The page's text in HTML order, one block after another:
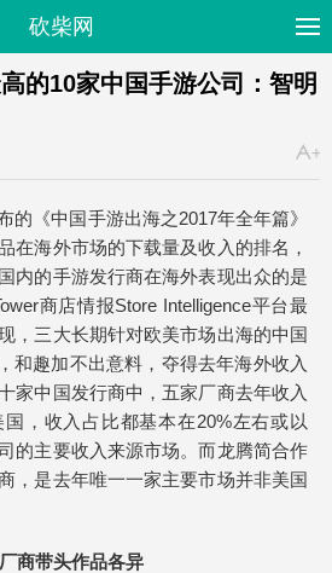
砍柴网
的10家中国手游公司：智明
的《中国手游出海之2017年全年篇》
在海外市场的下载量及收入的排名，
内的手游发行商在海外表现出众的是
商店情报Store Intelligence平台最
，三大长期针对欧美市场出海的中国
和趣加不出意料，夺得去年海外收入
家中国发行商中，五家厂商去年收入
，收入占比都基本在20%左右或以
的主要收入来源市场。而龙腾简合作
，是去年唯一一家主要市场并非美国
商带头作品各异